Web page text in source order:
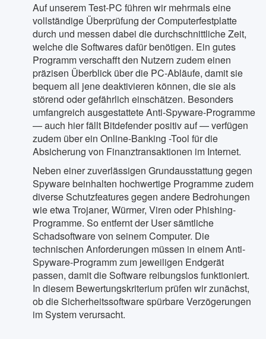
Auf unserem Test-PC führen wir mehrmals eine
vollständige Überprüfung der Computerfestplatte
durch und messen dabei die durchschnittliche Zeit,
welche die Softwares dafür benötigen. Ein gutes
Programm verschafft den Nutzern zudem einen
präzisen Überblick über die PC-Abläufe, damit sie
bequem all jene deaktivieren können, die sie als
störend oder gefährlich einschätzen. Besonders
umfangreich ausgestattete Anti-Spyware-Programme
— auch hier fällt Bitdefender positiv auf — verfügen
zudem über ein Online-Banking -Tool für die
Absicherung von Finanztransaktionen im Internet.
Neben einer zuverlässigen Grundausstattung gegen
Spyware beinhalten hochwertige Programme zudem
diverse Schutzfeatures gegen andere Bedrohungen
wie etwa Trojaner, Würmer, Viren oder Phishing-
Programme. So entfernt der User sämtliche
Schadsoftware von seinem Computer. Die
technischen Anforderungen müssen in einem Anti-
Spyware-Programm zum jeweiligen Endgerät
passen, damit die Software reibungslos funktioniert.
In diesem Bewertungskriterium prüfen wir zunächst,
ob die Sicherheitssoftware spürbare Verzögerungen
im System verursacht.